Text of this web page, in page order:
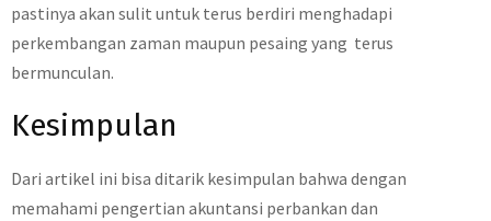
pastinya akan sulit untuk terus berdiri menghadapi
perkembangan zaman maupun pesaing yang terus
bermunculan.
Kesimpulan
Dari artikel ini bisa ditarik kesimpulan bahwa dengan
memahami pengertian akuntansi perbankan dan